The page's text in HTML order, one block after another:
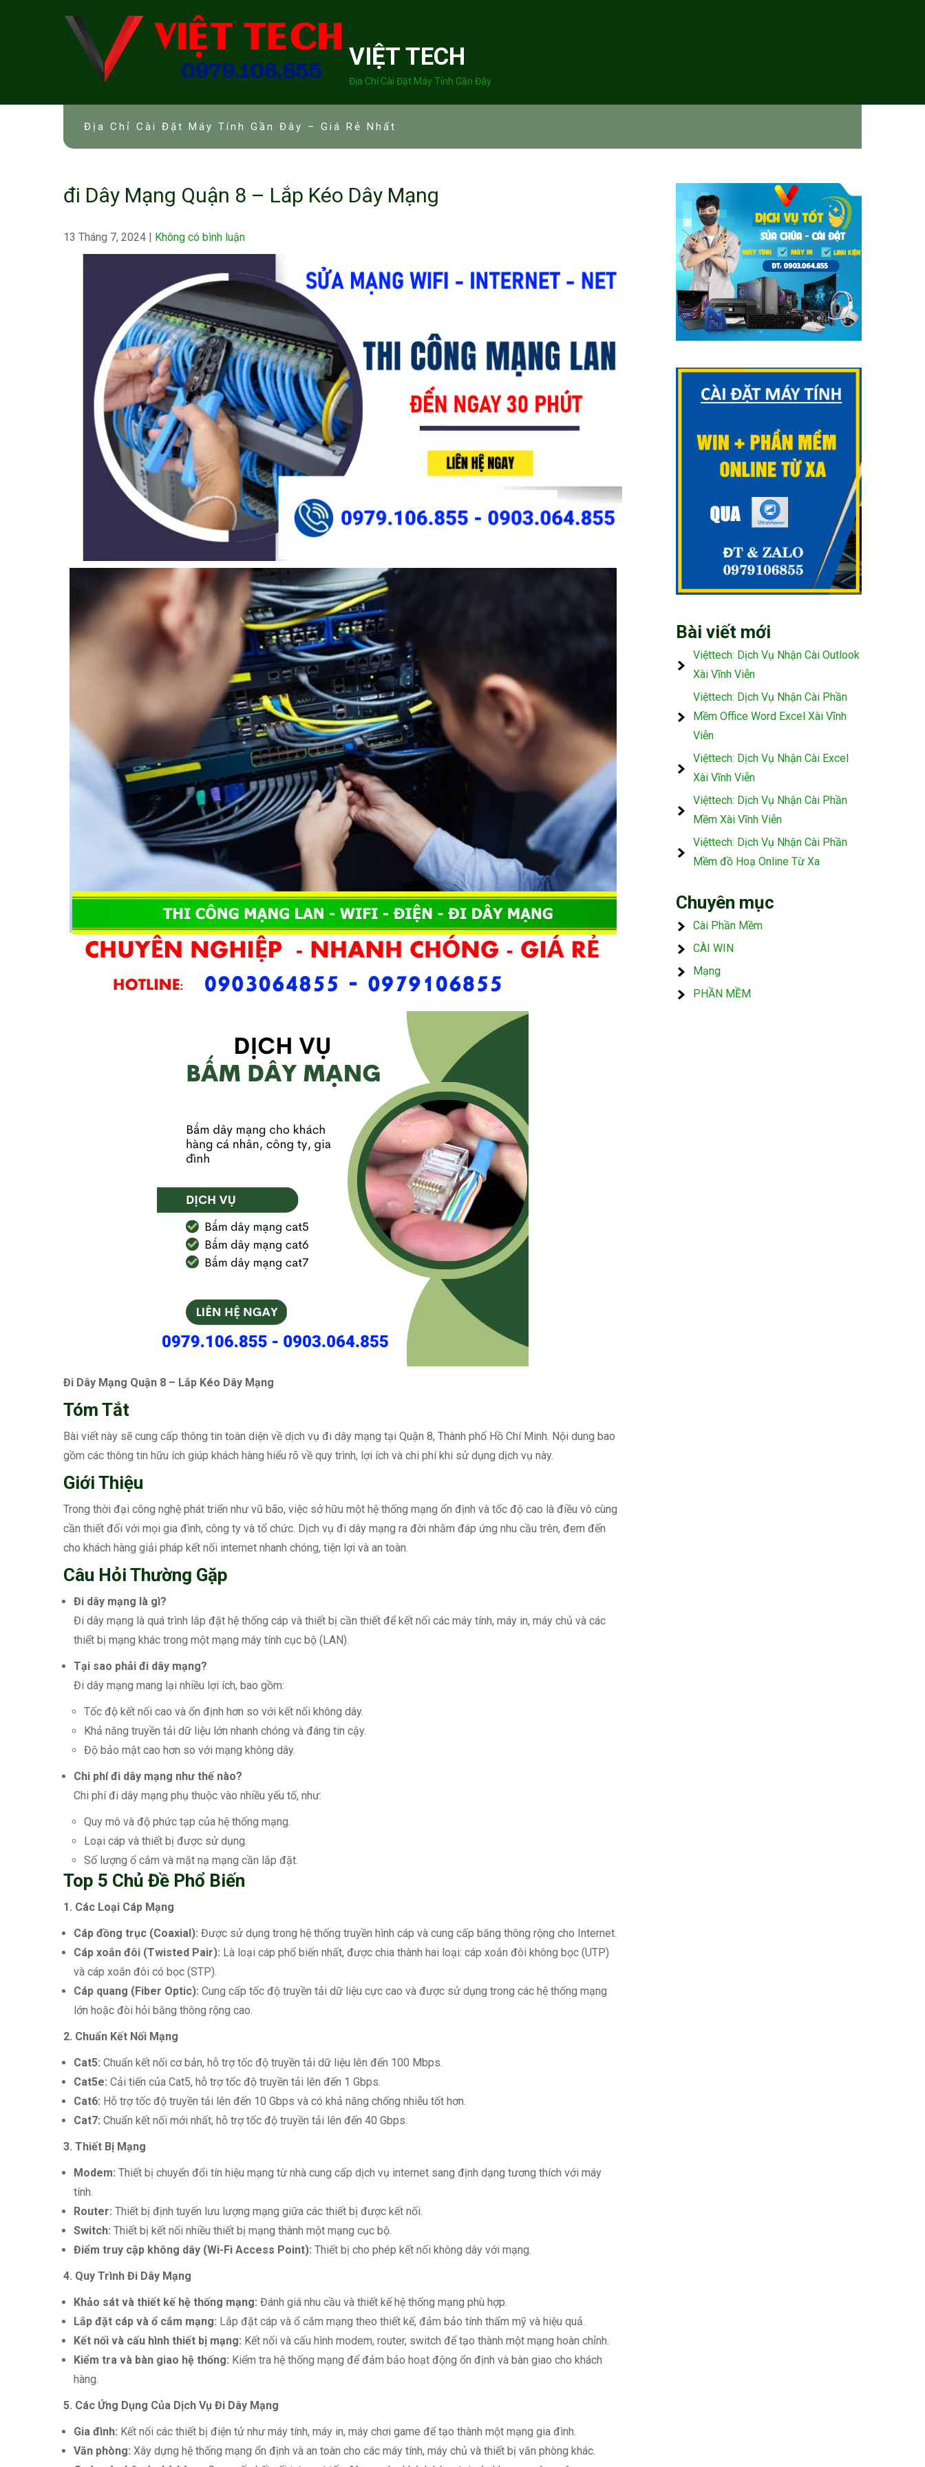
VIỆT TECH
Địa Chỉ Cài Đặt Máy Tính Gần Đây
Địa Chỉ Cài Đặt Máy Tính Gần Đây – Giá Rẻ Nhất
đi Dây Mạng Quận 8 – Lắp Kéo Dây Mạng
13 Tháng 7, 2024 | Không có bình luận
Đi Dây Mạng Quận 8 – Lắp Kéo Dây Mạng
Tóm Tắt
Bài viết này sẽ cung cấp thông tin toàn diện về dịch vụ đi dây mạng tại Quận 8, Thành phố Hồ Chí Minh. Nội dung bao
gồm các thông tin hữu ích giúp khách hàng hiểu rõ về quy trình, lợi ích và chi phí khi sử dụng dịch vụ này.
Giới Thiệu
Trong thời đại công nghệ phát triển như vũ bão, việc sở hữu một hệ thống mạng ổn định và tốc độ cao là điều vô cùng
cần thiết đối với mọi gia đình, công ty và tổ chức. Dịch vụ đi dây mạng ra đời nhằm đáp ứng nhu cầu trên, đem đến
cho khách hàng giải pháp kết nối internet nhanh chóng, tiện lợi và an toàn.
Câu Hỏi Thường Gặp
Đi dây mạng là gì?
Đi dây mạng là quá trình lắp đặt hệ thống cáp và thiết bị cần thiết để kết nối các máy tính, máy in, máy chủ và các
thiết bị mạng khác trong một mạng máy tính cục bộ (LAN).
Tại sao phải đi dây mạng?
Đi dây mạng mang lại nhiều lợi ích, bao gồm:
Tốc độ kết nối cao và ổn định hơn so với kết nối không dây.
Khả năng truyền tải dữ liệu lớn nhanh chóng và đáng tin cậy.
Độ bảo mật cao hơn so với mạng không dây.
Chi phí đi dây mạng như thế nào?
Chi phí đi dây mạng phụ thuộc vào nhiều yếu tố, như:
Quy mô và độ phức tạp của hệ thống mạng.
Loại cáp và thiết bị được sử dụng.
Số lượng ổ cắm và mặt nạ mạng cần lắp đặt.
Top 5 Chủ Đề Phổ Biến
1. Các Loại Cáp Mạng
Cáp đồng trục (Coaxial): Được sử dụng trong hệ thống truyền hình cáp và cung cấp băng thông rộng cho Internet.
Cáp xoắn đôi (Twisted Pair): Là loại cáp phổ biến nhất, được chia thành hai loại: cáp xoắn đôi không bọc (UTP)
và cáp xoắn đôi có bọc (STP).
Cáp quang (Fiber Optic): Cung cấp tốc độ truyền tải dữ liệu cực cao và được sử dụng trong các hệ thống mạng
lớn hoặc đòi hỏi băng thông rộng cao.
2. Chuẩn Kết Nối Mạng
Cat5: Chuẩn kết nối cơ bản, hỗ trợ tốc độ truyền tải dữ liệu lên đến 100 Mbps.
Cat5e: Cải tiến của Cat5, hỗ trợ tốc độ truyền tải lên đến 1 Gbps.
Cat6: Hỗ trợ tốc độ truyền tải lên đến 10 Gbps và có khả năng chống nhiễu tốt hơn.
Cat7: Chuẩn kết nối mới nhất, hỗ trợ tốc độ truyền tải lên đến 40 Gbps.
3. Thiết Bị Mạng
Modem: Thiết bị chuyển đổi tín hiệu mạng từ nhà cung cấp dịch vụ internet sang định dạng tương thích với máy
tính.
Router: Thiết bị định tuyến lưu lượng mạng giữa các thiết bị được kết nối.
Switch: Thiết bị kết nối nhiều thiết bị mạng thành một mạng cục bộ.
Điểm truy cập không dây (Wi-Fi Access Point): Thiết bị cho phép kết nối không dây với mạng.
4. Quy Trình Đi Dây Mạng
Khảo sát và thiết kế hệ thống mạng: Đánh giá nhu cầu và thiết kế hệ thống mạng phù hợp.
Lắp đặt cáp và ổ cắm mạng: Lắp đặt cáp và ổ cắm mạng theo thiết kế, đảm bảo tính thẩm mỹ và hiệu quả.
Kết nối và cấu hình thiết bị mạng: Kết nối và cấu hình modem, router, switch để tạo thành một mạng hoàn chỉnh.
Kiểm tra và bàn giao hệ thống: Kiểm tra hệ thống mạng để đảm bảo hoạt động ổn định và bàn giao cho khách
hàng.
5. Các Ứng Dụng Của Dịch Vụ Đi Dây Mạng
Gia đình: Kết nối các thiết bị điện tử như máy tính, máy in, máy chơi game để tạo thành một mạng gia đình.
Văn phòng: Xây dựng hệ thống mạng ổn định và an toàn cho các máy tính, máy chủ và thiết bị văn phòng khác.
Bài viết mới
Việttech: Dịch Vụ Nhận Cài Outlook
Xài Vĩnh Viễn
Việttech: Dịch Vụ Nhận Cài Phần
Mềm Office Word Excel Xài Vĩnh
Viễn
Việttech: Dịch Vụ Nhận Cài Excel
Xài Vĩnh Viễn
Việttech: Dịch Vụ Nhận Cài Phần
Mềm Xài Vĩnh Viễn
Việttech: Dịch Vụ Nhận Cài Phần
Mềm đồ Hoạ Online Từ Xa
Chuyên mục
Cài Phần Mềm
CÀI WIN
Mạng
PHẦN MỀM